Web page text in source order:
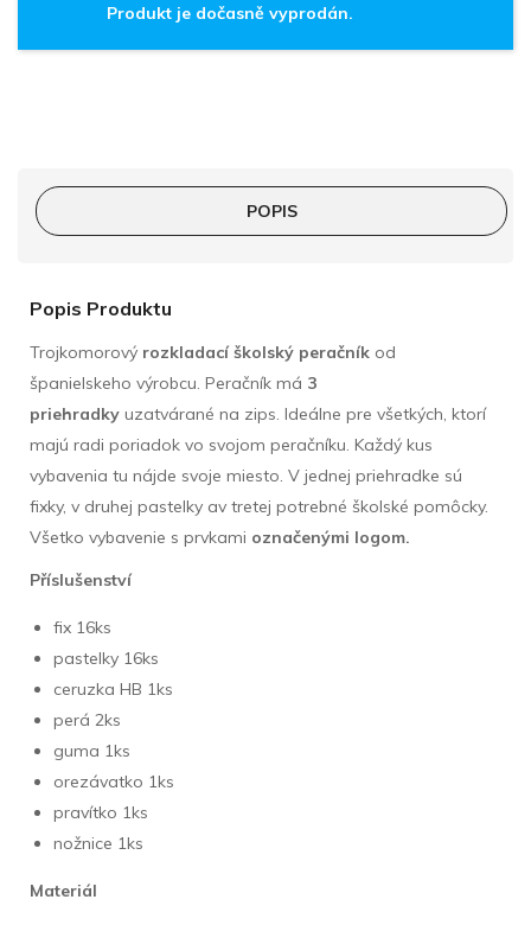
Produkt je dočasně vyprodán.
POPIS
Popis Produktu
Trojkomorový rozkladací školský peračník od
španielskeho výrobcu. Peračník má 3
priehradky uzatvárané na zips. Ideálne pre všetkých, ktorí
majú radi poriadok vo svojom peračníku. Každý kus
vybavenia tu nájde svoje miesto. V jednej priehradke sú
fixky, v druhej pastelky av tretej potrebné školské pomôcky.
Všetko vybavenie s prvkami označenými logom.
Příslušenství
fix 16ks
pastelky 16ks
ceruzka HB 1ks
perá 2ks
guma 1ks
orezávatko 1ks
pravítko 1ks
nožnice 1ks
Materiál